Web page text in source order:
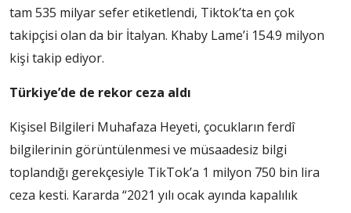
tam 535 milyar sefer etiketlendi, Tiktok’ta en çok
takipçisi olan da bir İtalyan. Khaby Lame’i 154.9 milyon
kişi takip ediyor.
Türkiye’de de rekor ceza aldı
Kişisel Bilgileri Muhafaza Heyeti, çocukların ferdî
bilgilerinin görüntülenmesi ve müsaadesiz bilgi
toplandığı gerekçesiyle TikTok’a 1 milyon 750 bin lira
ceza kesti. Kararda “2021 yılı ocak ayında kapalılık